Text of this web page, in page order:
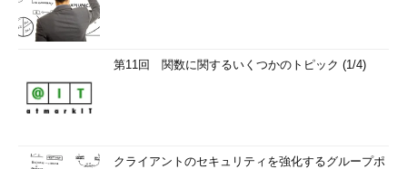
第11回 関数に関するいくつかのトピック (1/4)
クライアントのセキュリティを強化するグループポ